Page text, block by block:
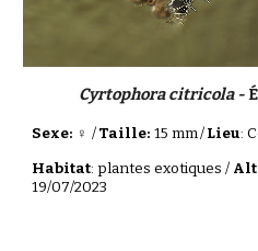
Cyrtophora citricola -
Sexe: ♀/Taille:15 mm/Lieu:
Habitat: plantes exotiques /
19/07/2023